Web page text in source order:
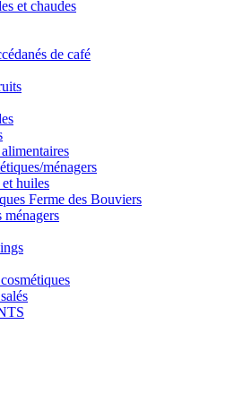
et chaudes
de café
ménagers
et huiles
Ferme des Bouviers
ménagers